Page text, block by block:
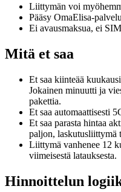
Liittymän voi
Pääsy OmaElisa-
Ei avausmaksua, ei
Mitä et saa
Et saa kiinteää
Jokainen minuutti ja
pakettia.
Et saa automaattisesti
Et saa parasta hintaa
paljon, laskutusliittymä
Liittymä vanhenee 12
viimeisestä latauksesta.
Hinnoittelun